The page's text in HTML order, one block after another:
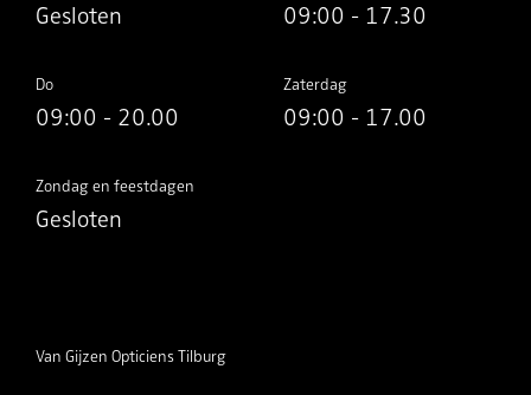
Gesloten 09:00 - 17.30
Do
09:00 - 20.00
Zaterdag
09:00 - 17.00
Zondag en feestdagen
Gesloten
Van Gijzen Opticiens Tilburg